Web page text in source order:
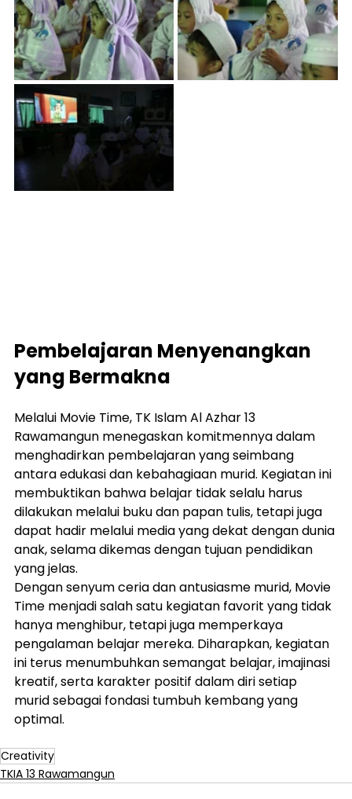
Pembelajaran Menyenangkan
yang Bermakna
Melalui Movie Time, TK Islam Al Azhar 13
Rawamangun menegaskan komitmennya dalam
menghadirkan pembelajaran yang seimbang
antara edukasi dan kebahagiaan murid. Kegiatan ini
membuktikan bahwa belajar tidak selalu harus
dilakukan melalui buku dan papan tulis, tetapi juga
dapat hadir melalui media yang dekat dengan dunia
anak, selama dikemas dengan tujuan pendidikan
yang jelas.
Dengan senyum ceria dan antusiasme murid, Movie
Time menjadi salah satu kegiatan favorit yang tidak
hanya menghibur, tetapi juga memperkaya
pengalaman belajar mereka. Diharapkan, kegiatan
ini terus menumbuhkan semangat belajar, imajinasi
kreatif, serta karakter positif dalam diri setiap
murid sebagai fondasi tumbuh kembang yang
optimal.
Creativity
TKIA 13 Rawamangun